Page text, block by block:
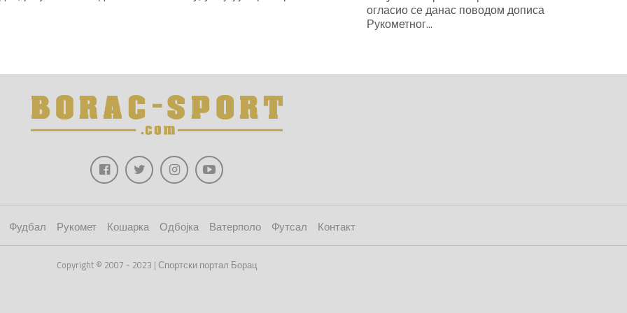
огласио се данас поводом дописа
Рукометног...
Фудбал Рукомет Кошарка Одбојка Ватерполо Футсал Контакт
Copyright © 2007 - 2023 | Спортски портал Борац